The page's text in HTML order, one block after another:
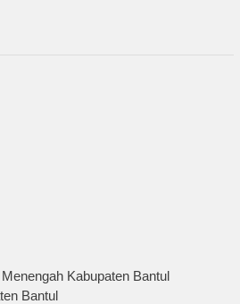
Kabupaten Bantul
Bantul